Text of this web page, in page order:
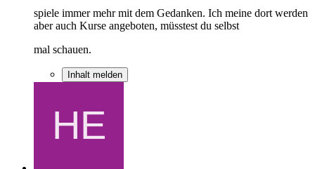
spiele immer mehr mit dem Gedanken. Ich meine dort werden
aber auch Kurse angeboten, müsstest du selbst
mal schauen.
Inhalt melden